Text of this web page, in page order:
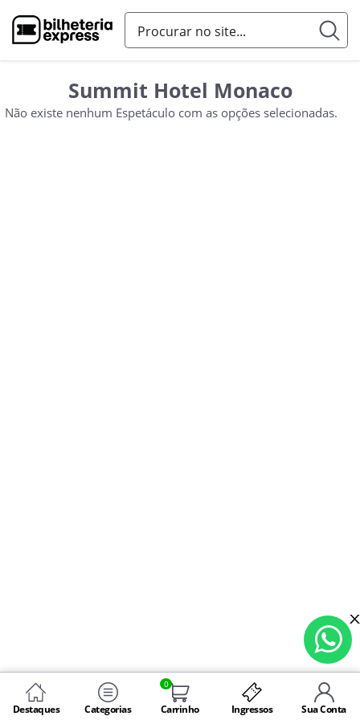
Destaques Categorias
0
Carrinho Ingressos Sua Conta
Summit Hotel Monaco
Não existe nenhum Espetáculo com as opções selecionadas.